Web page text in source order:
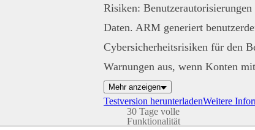
Risiken:
Daten. ARM generiert
Cybersicherheitsrisiken für den
Warnungen aus, wenn Konten
Mehr anzeigen
Testversion herunterladen
30 Tage volle
Funktionalität
Weitere